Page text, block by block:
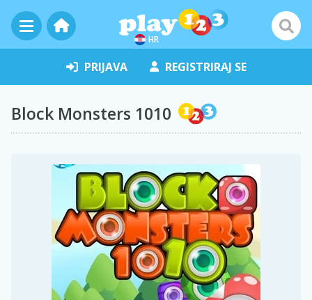
HR
PRIJAVA REGISTRIRAJ SE
Block Monsters 1010